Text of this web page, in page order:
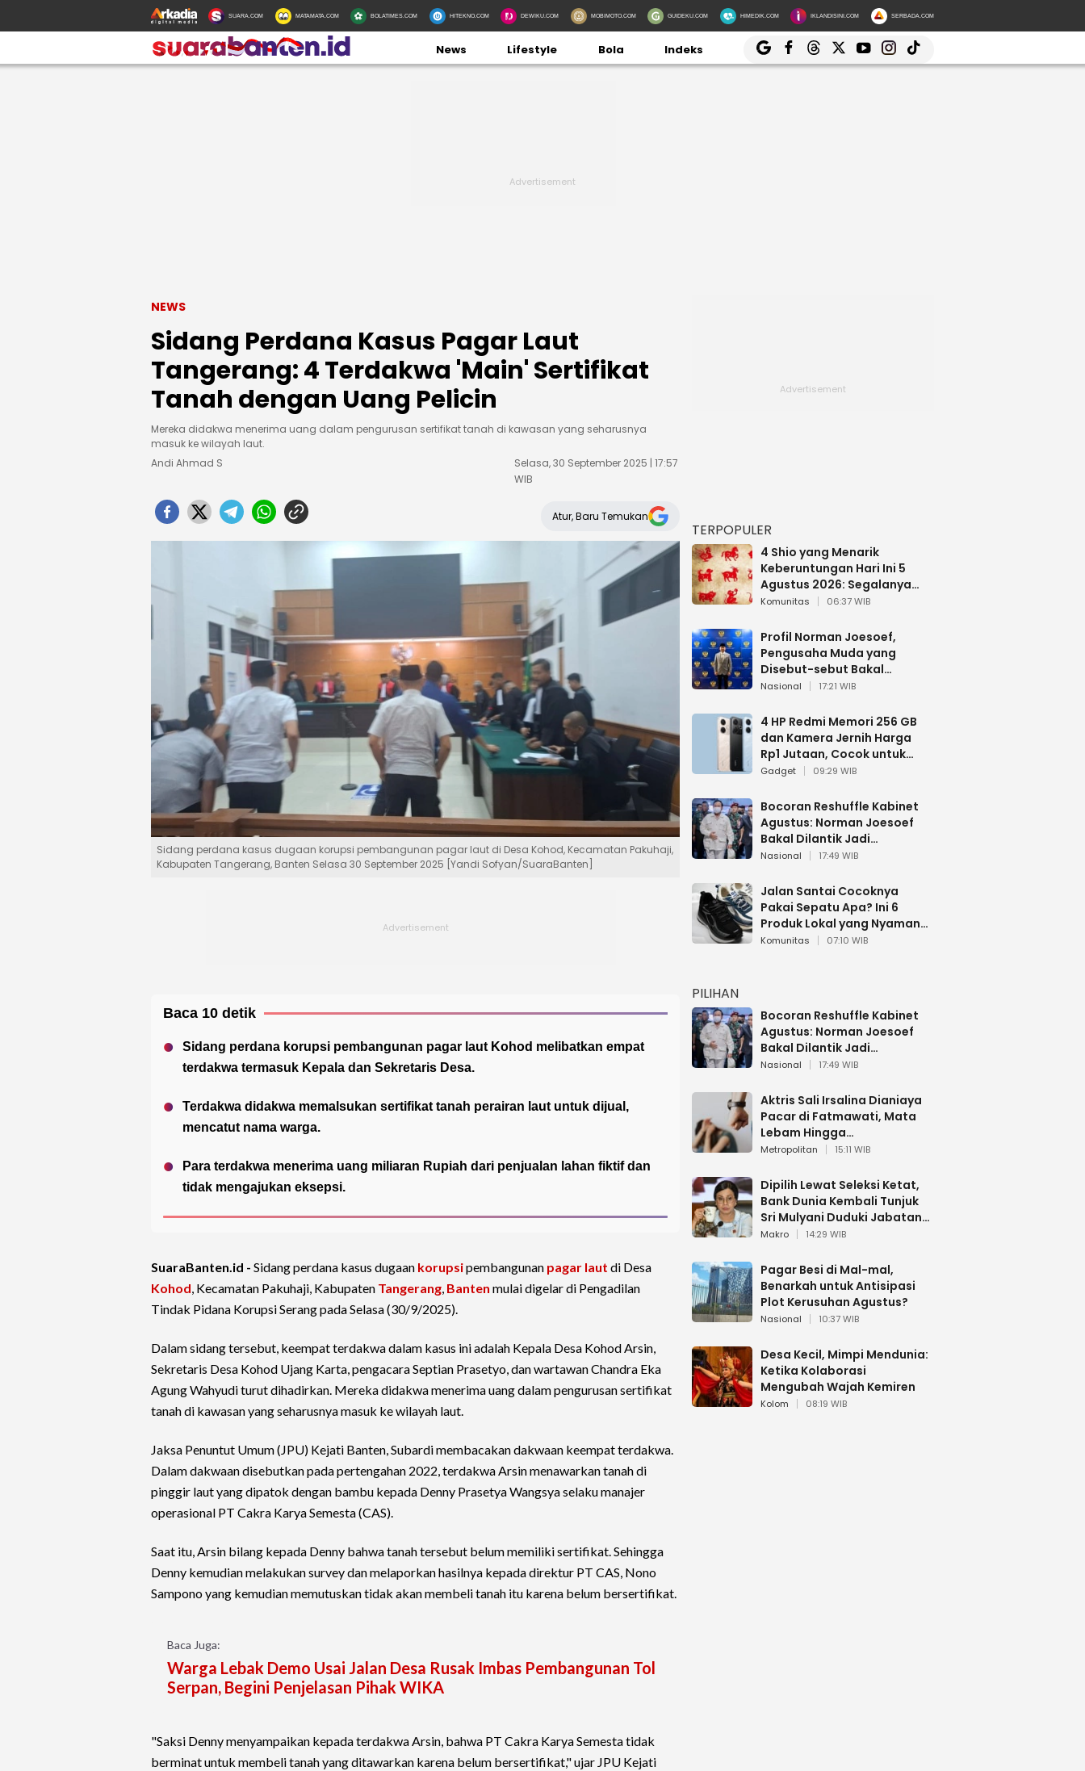
SUARA.COM MATAMATA.COM BOLATIMES.COM HITEKNO.COM DEWIKU.COM MOBIMOTO.COM GUIDEKU.COM HIMEDIK.COM IKLANDISINI.COM SERBADA.COM
News Lifestyle Bola Indeks
NEWS
Sidang Perdana Kasus Pagar Laut
Tangerang: 4 Terdakwa 'Main' Sertifikat
Tanah dengan Uang Pelicin
Mereka didakwa menerima uang dalam pengurusan sertifikat tanah di kawasan yang seharusnya
masuk ke wilayah laut.
Andi Ahmad S
Selasa, 30 September 2025 | 17:57
WIB
Atur, Baru Temukan
Sidang perdana kasus dugaan korupsi pembangunan pagar laut di Desa Kohod, Kecamatan Pakuhaji,
Kabupaten Tangerang, Banten Selasa 30 September 2025 [Yandi Sofyan/SuaraBanten]
Baca 10 detik
Sidang perdana korupsi pembangunan pagar laut Kohod melibatkan empat
terdakwa termasuk Kepala dan Sekretaris Desa.
Terdakwa didakwa memalsukan sertifikat tanah perairan laut untuk dijual,
mencatut nama warga.
Para terdakwa menerima uang miliaran Rupiah dari penjualan lahan fiktif dan
tidak mengajukan eksepsi.
SuaraBanten.id - Sidang perdana kasus dugaan korupsipembangunan pagar laut di Desa
Kohod, Kecamatan Pakuhaji, Kabupaten Tangerang, Banten mulai digelar di Pengadilan
Tindak Pidana Korupsi Serang pada Selasa (30/9/2025).
Dalam sidang tersebut, keempat terdakwa dalam kasus ini adalah Kepala Desa Kohod Arsin,
Sekretaris Desa Kohod Ujang Karta, pengacara Septian Prasetyo, dan wartawan Chandra Eka
Agung Wahyudi turut dihadirkan. Mereka didakwa menerima uang dalam pengurusan sertifikat
tanah di kawasan yang seharusnya masuk ke wilayah laut.
Jaksa Penuntut Umum (JPU) Kejati Banten, Subardi membacakan dakwaan keempat terdakwa.
Dalam dakwaan disebutkan pada pertengahan 2022, terdakwa Arsin menawarkan tanah di
pinggir laut yang dipatok dengan bambu kepada Denny Prasetya Wangsya selaku manajer
operasional PT Cakra Karya Semesta (CAS).
Saat itu, Arsin bilang kepada Denny bahwa tanah tersebut belum memiliki sertifikat. Sehingga
Denny kemudian melakukan survey dan melaporkan hasilnya kepada direktur PT CAS, Nono
Sampono yang kemudian memutuskan tidak akan membeli tanah itu karena belum bersertifikat.
Baca Juga:
Warga Lebak Demo Usai Jalan Desa Rusak Imbas Pembangunan Tol
Serpan, Begini Penjelasan Pihak WIKA
"Saksi Denny menyampaikan kepada terdakwa Arsin, bahwa PT Cakra Karya Semesta tidak
berminat untuk membeli tanah yang ditawarkan karena belum bersertifikat," ujar JPU Kejati
TERPOPULER
4 Shio yang Menarik
Keberuntungan Hari Ini 5
Agustus 2026: Segalanya
Berjalan Lancar
Komunitas 06:37 WIB
Profil Norman Joesoef,
Pengusaha Muda yang
Disebut-sebut Bakal
Dilantik Jadi Wamenhan RI
Nasional 17:21 WIB
4 HP Redmi Memori 256 GB
dan Kamera Jernih Harga
Rp1 Jutaan, Cocok untuk
Multitasking
Gadget 09:29 WIB
Bocoran Reshuffle Kabinet
Agustus: Norman Joesoef
Bakal Dilantik Jadi
Wamenhan RI
Nasional 17:49 WIB
Jalan Santai Cocoknya
Pakai Sepatu Apa? Ini 6
Produk Lokal yang Nyaman
Buat 17 Agustusan
Komunitas 07:10 WIB
PILIHAN
Bocoran Reshuffle Kabinet
Agustus: Norman Joesoef
Bakal Dilantik Jadi
Wamenhan RI
Nasional 17:49 WIB
Aktris Sali Irsalina Dianiaya
Pacar di Fatmawati, Mata
Lebam Hingga
Diselamatkan Polantas
Metropolitan 15:11 WIB
Dipilih Lewat Seleksi Ketat,
Bank Dunia Kembali Tunjuk
Sri Mulyani Duduki Jabatan
Strategis
Makro 14:29 WIB
Pagar Besi di Mal-mal,
Benarkah untuk Antisipasi
Plot Kerusuhan Agustus?
Nasional 10:37 WIB
Desa Kecil, Mimpi Mendunia:
Ketika Kolaborasi
Mengubah Wajah Kemiren
Kolom 08:19 WIB